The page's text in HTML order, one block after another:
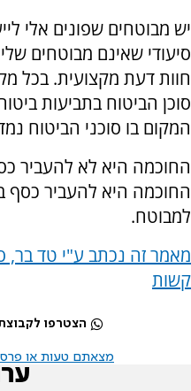
יש מבוטחים שפונים אלי
סיעודי שאינם מבוטחים
חוות דעת מקצועית. בכל
סוכן הביטוח בתביעות
המקום בו סוכני הביטוח
החוכמה היא לא להעביר
החוכמה היא להעביר
למבוטח.
מאמר זה נכתב ע"י טד בר,
קשות
הצטרפו
מצאתם טעות או